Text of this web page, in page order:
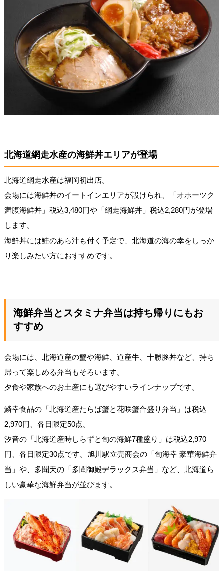
北海道網走水産の海鮮丼エリアが登場
北海道網走水産は福岡初出店。
会場には海鮮丼のイートインエリアが設けられ、「オホーツク
満腹海鮮丼」税込3,480円や「網走海鮮丼」税込2,280円が登場
します。
海鮮丼には鮭のあら汁も付く予定で、北海道の海の幸をしっか
り楽しみたい方におすすめです。
海鮮弁当とスタミナ弁当は持ち帰りにもお
すすめ
会場には、北海道産の蟹や海鮮、道産牛、十勝豚丼など、持ち
帰って楽しめる弁当もそろいます。
夕食や家族へのお土産にも選びやすいラインナップです。
鱗幸食品の「北海道産たらば蟹と花咲蟹合盛り弁当」は税込
2,970円、各日限定50点。
汐音の「北海道産時しらずと旬の海鮮7種盛り」は税込2,970
円、各日限定30点です。旭川駅立売商会の「旬海幸 豪華海鮮弁
当」や、多聞天の「多聞御殿デラックス弁当」など、北海道ら
しい豪華な海鮮弁当が並びます。